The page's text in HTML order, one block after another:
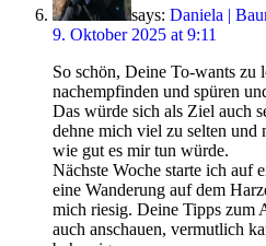
says: Daniela |
9. Oktober 2025 at 9:11
So schön, Deine To-wants zu
nachempfinden und spüren
Das würde sich als Ziel auch
dehne mich viel zu selten und
wie gut es mir tun würde.
Nächste Woche starte ich auf
eine Wanderung auf dem
mich riesig. Deine Tipps zum
auch anschauen, vermutlich